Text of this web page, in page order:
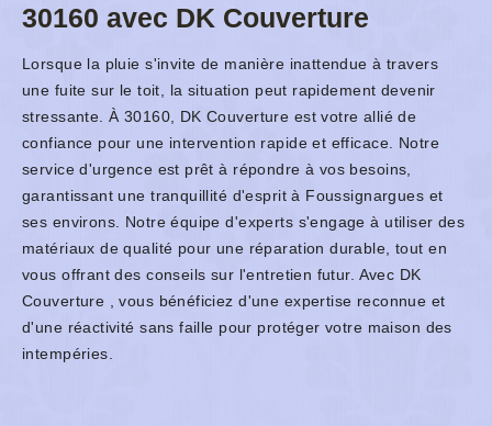
30160 avec DK Couverture
Lorsque la pluie s'invite de manière inattendue à travers
une fuite sur le toit, la situation peut rapidement devenir
stressante. À 30160, DK Couverture est votre allié de
confiance pour une intervention rapide et efficace. Notre
service d'urgence est prêt à répondre à vos besoins,
garantissant une tranquillité d'esprit à Foussignargues et
ses environs. Notre équipe d'experts s'engage à utiliser des
matériaux de qualité pour une réparation durable, tout en
vous offrant des conseils sur l'entretien futur. Avec DK
Couverture , vous bénéficiez d'une expertise reconnue et
d'une réactivité sans faille pour protéger votre maison des
intempéries.